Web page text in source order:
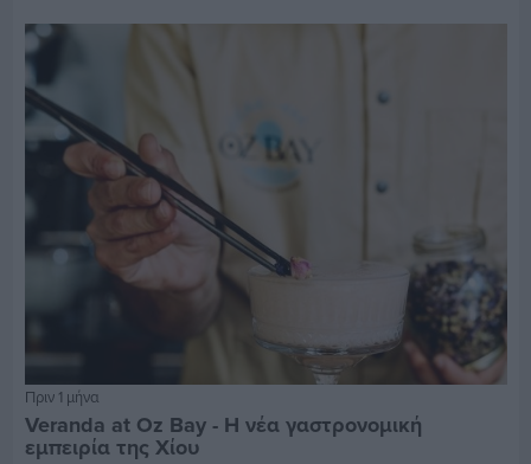
Πριν 1 μήνα
Veranda at Oz Bay - Η νέα γαστρονομική
εμπειρία της Χίου